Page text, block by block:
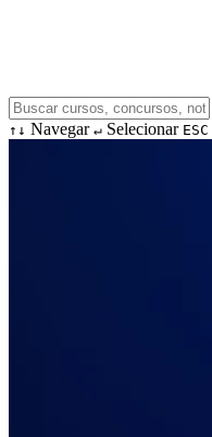
↑↓ Navegar ↵ Selecionar ESC